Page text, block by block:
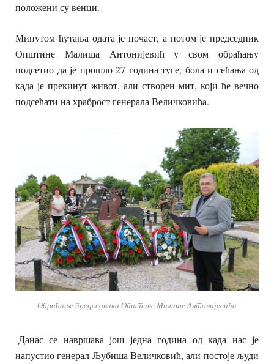
положени су венци.
Минутом ћутања одата је почаст, а потом је председник
Општине Малиша Антонијевић у свом обраћању
подсетио да је прошло 27 година туге, бола и сећања од
када је прекинут живот, али створен мит, који ће вечно
подсећати на храброст генерала Величковића.
Обраћање председника Општине Малише Антонијевића
-Данас се навршава још једна година од када нас је
напустио генерал Љубиша Величковић, али постоје људи